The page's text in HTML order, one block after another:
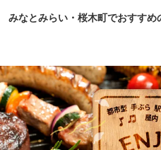
みなとみらい・桜木町でおすす